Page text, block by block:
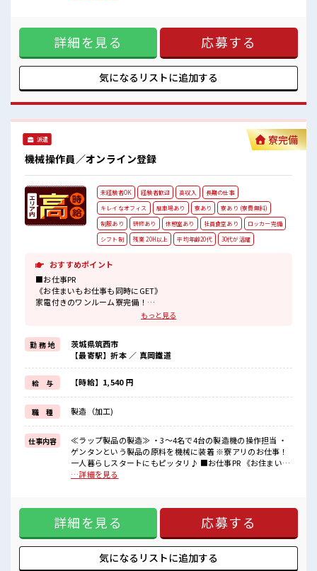
休憩室完備！
ロッカー完備！
食堂完備(1食約350円ほど)！
いたるところに自販機あり！
キレイに整備された働きやすい職場です！
つけ！ 寮費は「無料」です！ 現地までの赴任交通費規定支
給！ 寮には駐車場があるのでマイカーの持ち込みOK！ 《住
宅パーツの組立・部品付け・梱包のオシゴト》 あなたのライ
フスタイルに合わせて勤務時間が選べます♪ 明るすぎたり奇
抜すぎはNGですが基本的に髪型自由でOK(詳しくは担当へ)☆
制服アリなのでナニ着ていこうか朝の悩みが解消♪ 制服通勤
テップUPしていきましょう♪ 一息つける休憩スペースもあり
ます！ ■職場の雰囲気 《男女スタッフさん活躍中》フォロー
体制ばっちり！ 無料駐車場完備！ 休憩室完備！ ロッカー完
備！ 食堂完備(1食約350円ほど)！ いたるところに自販機あ
り！ キレイに整備された働きやすい職場です！ #ryo
詳細を見る 応募する
気になるリストに追加する
派遣
機械操作員／オンライン登録
寮完備
未経験者OK 経験者歓迎 高収入
長期の仕事
キレイなオフィス
駐車場あり 寮あり
寮あり (寮費無料)
制服あり
研修あり 休憩室あり 社員食堂あり
ロッカー完備
シフト制
残業 20H以上 平均年齢20代 30代が活躍
おすすめポイント
■お仕事PR
《お住まいもお仕事も同時にGET》
家電付きのワンルーム寮完備！
出勤日は寮住まい休日は自宅でゆっくりなんて働き方もできます！
《稼ぎたい人必見》
高時給×残業20時間以上！
頑張った分しっかり返ってくるのでヤリガイ抜群★
《未経験の方も大カンゲイ》
経験がなくて不安な方もご安心ください◎
担当者がしっかりサポートします！
2週間～最大1か月間の研修もあります！
■職場の雰囲気
しっかり休める休憩室あり！
オンオフの切替もできちゃう！
職場にはロッカー完備！
マイカーでらくらく通勤できます♪
もっと見る
勤 務 地
茨城県筑西市
【最寄駅】折本 ／ 真岡鐵道
給 与 【時給】1,540 円
職 種 製造（加工)
仕事内容
≪ラップ製品の製造≫ ・3～4名で4台の製造機の操作担当 ・
ゲンタンという製品の原料を機械に装着 ※寮アリのお仕事！
一人暮らしスタートにもピッタリ♪ ■お仕事PR 《お住まいも
お仕事も同時にGET》 家電付きのワンルーム寮完備！ さらに
っくりなんて働き方もできます！ 《稼ぎたい人必見》 高時給
×残業20時間以上！ 頑張った分しっかり返ってくるのでヤリ
ガイ抜群★ 《未経験の方も大カンゲイ》 経験がなくて不安な
方もご安心ください◎ 担当者がしっかりサポートします！ 2
週間～最大1か月間の研修もあります！ ■職場の雰囲気 しっ
かり休める休憩室あり！ オンオフの切替もできちゃう！ 職場
…詳細を見る
詳細を見る 応募する
気になるリストに追加する